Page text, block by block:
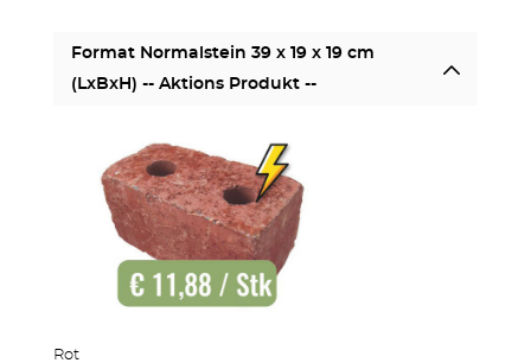
Format Normalstein 39 x 19 x 19 cm
(LxBxH) -- Aktions Produkt --
Rot